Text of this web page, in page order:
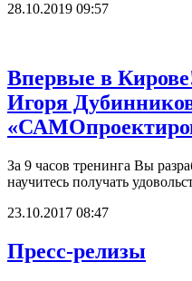
28.10.2019 09:57
Впервые в
Игоря
За 9 часов тренинга Вы
научитесь получать
23.10.2017 08:47
Пресс-релизы